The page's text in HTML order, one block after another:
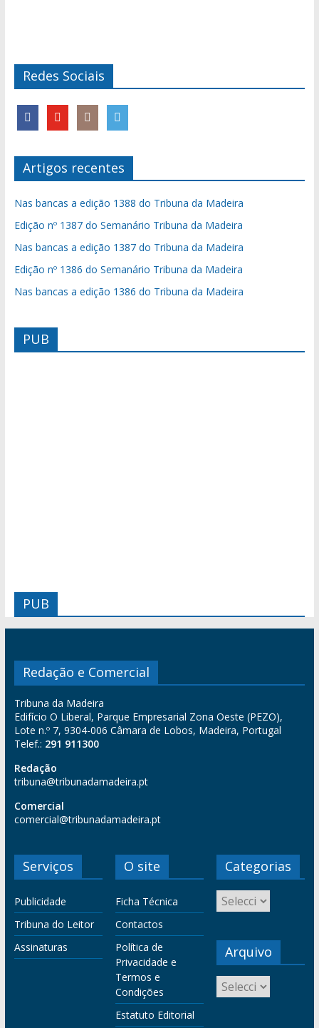
Redes Sociais
Artigos recentes
Nas bancas a edição 1388 do Tribuna da Madeira
Edição nº 1387 do Semanário Tribuna da Madeira
Nas bancas a edição 1387 do Tribuna da Madeira
Edição nº 1386 do Semanário Tribuna da Madeira
Nas bancas a edição 1386 do Tribuna da Madeira
PUB
PUB
Redação e Comercial
Tribuna da Madeira
Edifício O Liberal, Parque Empresarial Zona Oeste (PEZO),
Lote n.º 7, 9304-006 Câmara de Lobos, Madeira, Portugal
Telef.: 291 911300
Redação
tribuna@tribunadamadeira.pt
Comercial
comercial@tribunadamadeira.pt
Serviços
Publicidade
Tribuna do Leitor
Assinaturas
O site
Ficha Técnica
Contactos
Política de
Privacidade e
Termos e
Condições
Estatuto Editorial
Categorias
Arquivo